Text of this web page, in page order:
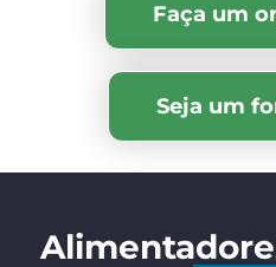
Faça um
Seja um